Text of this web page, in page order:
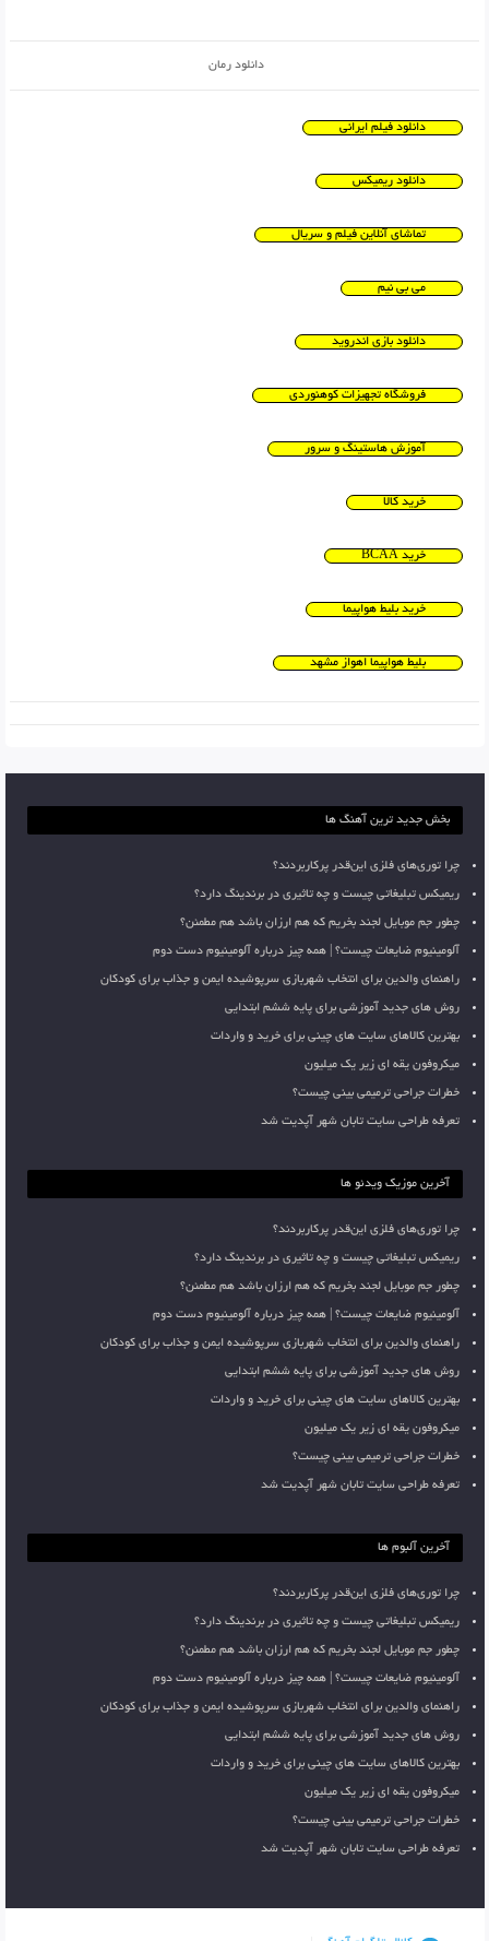
دانلود رمان
دانلود فیلم ایرانی
دانلود ریمیکس
تماشای آنلاین فیلم و سریال
می بی نیم
دانلود بازی اندروید
فروشگاه تجهیزات کوهنوردی
آموزش هاستینگ و سرور
خرید کالا
خرید BCAA
خرید بلیط هواپیما
بلیط هواپیما اهواز مشهد
بخش جدید ترین آهنگ ها
چرا توری‌های فلزی این‌قدر پرکاربردند؟
ریمیکس تبلیغاتی چیست و چه تاثیری در برندینگ دارد؟
چطور جم موبایل لجند بخریم که هم ارزان باشد هم مطمئن؟
آلومینیوم ضایعات چیست؟ | همه چیز درباره آلومینیوم دست دوم
راهنمای والدین برای انتخاب شهربازی سرپوشیده ایمن و جذاب برای کودکان
روش های جدید آموزشی برای پایه ششم ابتدایی
بهترین کالاهای سایت های چینی برای خرید و واردات
میکروفون یقه ای زیر یک میلیون
خطرات جراحی ترمیمی بینی چیست؟
تعرفه طراحی سایت تابان شهر آپدیت شد
آخرین موزیک ویدئو ها
چرا توری‌های فلزی این‌قدر پرکاربردند؟
ریمیکس تبلیغاتی چیست و چه تاثیری در برندینگ دارد؟
چطور جم موبایل لجند بخریم که هم ارزان باشد هم مطمئن؟
آلومینیوم ضایعات چیست؟ | همه چیز درباره آلومینیوم دست دوم
راهنمای والدین برای انتخاب شهربازی سرپوشیده ایمن و جذاب برای کودکان
روش های جدید آموزشی برای پایه ششم ابتدایی
بهترین کالاهای سایت های چینی برای خرید و واردات
میکروفون یقه ای زیر یک میلیون
خطرات جراحی ترمیمی بینی چیست؟
تعرفه طراحی سایت تابان شهر آپدیت شد
آخرین آلبوم ها
چرا توری‌های فلزی این‌قدر پرکاربردند؟
ریمیکس تبلیغاتی چیست و چه تاثیری در برندینگ دارد؟
چطور جم موبایل لجند بخریم که هم ارزان باشد هم مطمئن؟
آلومینیوم ضایعات چیست؟ | همه چیز درباره آلومینیوم دست دوم
راهنمای والدین برای انتخاب شهربازی سرپوشیده ایمن و جذاب برای کودکان
روش های جدید آموزشی برای پایه ششم ابتدایی
بهترین کالاهای سایت های چینی برای خرید و واردات
میکروفون یقه ای زیر یک میلیون
خطرات جراحی ترمیمی بینی چیست؟
تعرفه طراحی سایت تابان شهر آپدیت شد